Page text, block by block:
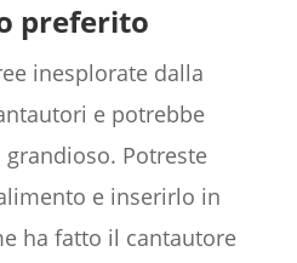
preferito
inesplorate dalla
e potrebbe
Potreste
e inserirlo in
ha fatto il cantautore